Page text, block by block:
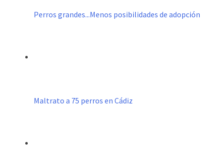
Perros grandes...Menos posibilidades de adopción
Maltrato a 75 perros en Cádiz